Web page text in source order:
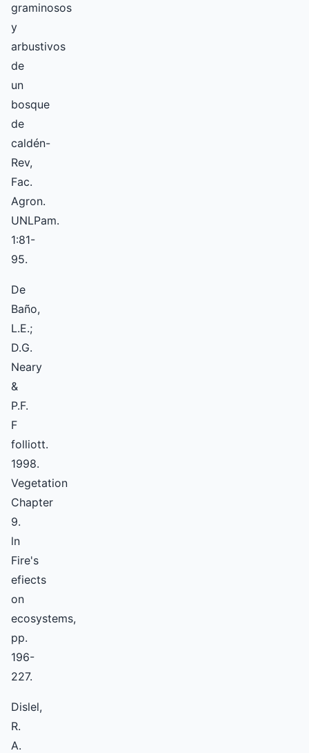
graminosos
y
arbustivos
de
un
bosque
de
caldén-
Rev,
Fac.
Agron.
UNLPam.
1:81-
95.
De
Baño,
L.E.;
D.G.
Neary
&
P.F.
F
folliott.
1998.
Vegetation
Chapter
9.
ln
Fire's
efiects
on
ecosystems,
pp.
196-
227.
Dislel,
R.
A.